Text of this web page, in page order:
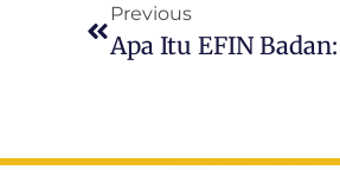
Previous
Apa Itu EFIN